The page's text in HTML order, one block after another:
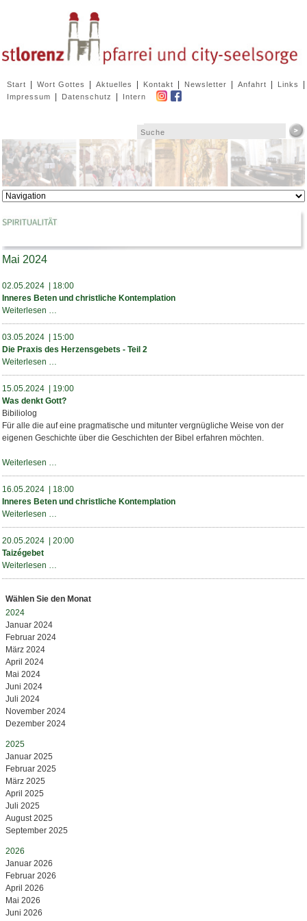
überspringen
Start Wort Gottes Aktuelles Kontakt Newsletter Anfahrt Links
Impressum Datenschutz Intern
Zielseite
Mai 2024
02.05.2024 | 18:00
Inneres Beten und christliche Kontemplation
Weiterlesen …
Beten
und
christliche
03.05.2024 | 15:00
Die Praxis des Herzensgebets - Teil 2
Weiterlesen …
Praxis
des
Herzensgebets
Teil
2
15.05.2024 | 19:00
Was denkt Gott?
Bibiliolog
Für alle die auf eine pragmatische und mitunter vergnügliche Weise von der
eigenen Geschichte über die Geschichten der Bibel erfahren möchten.
Weiterlesen …
denkt
Gott?
16.05.2024 | 18:00
Inneres Beten und christliche Kontemplation
Weiterlesen …
Beten
und
20.05.2024 | 20:00
Taizégebet
Weiterlesen …
Wählen Sie den Monat
2024
Januar 2024
Februar 2024
März 2024
April 2024
Mai 2024
Juni 2024
Juli 2024
November 2024
Dezember 2024
2025
Januar 2025
Februar 2025
März 2025
April 2025
Juli 2025
August 2025
September 2025
2026
Januar 2026
Februar 2026
April 2026
Mai 2026
Juni 2026